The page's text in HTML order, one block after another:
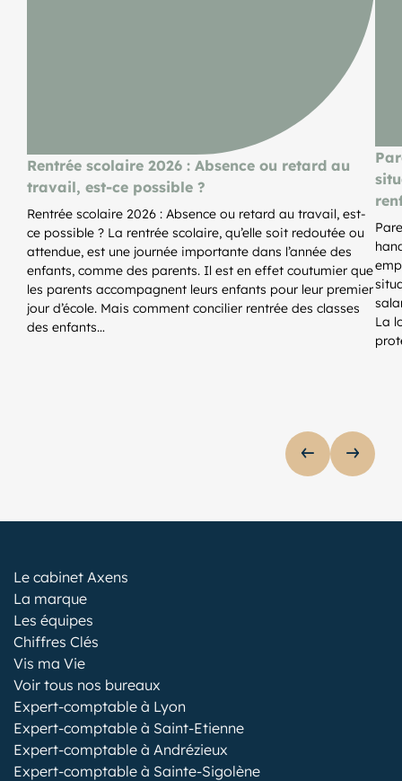
Rentrée scolaire 2026 : Absence ou retard au
travail, est-ce possible ?
Rentrée scolaire 2026 : Absence ou retard au travail, est-
ce possible ? La rentrée scolaire, qu’elle soit redoutée ou
attendue, est une journée importante dans l’année des
enfants, comme des parents. Il est en effet coutumier que
les parents accompagnent leurs enfants pour leur premier
jour d’école. Mais comment concilier rentrée des classes
des enfants…
La
AFFICHER
Le cabinet Axens
La marque
Les équipes
Chiffres Clés
Vis ma Vie
Voir tous nos bureaux
Expert-comptable à Lyon
Expert-comptable à Saint-Etienne
Expert-comptable à Andrézieux
Expert-comptable à Sainte-Sigolène